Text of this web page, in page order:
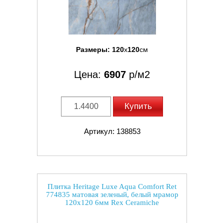
Размеры: 120x120см
Цена: 6907 р/м2
Купить
Артикул: 138853
Плитка Heritage Luxe Aqua Comfort Ret
774835 матовая зеленый, белый мрамор
120x120 6мм Rex Ceramiche